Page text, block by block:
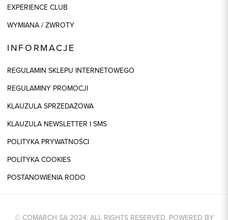
EXPERIENCE CLUB
WYMIANA / ZWROTY
INFORMACJE
REGULAMIN SKLEPU INTERNETOWEGO
REGULAMINY PROMOCJI
KLAUZULA SPRZEDAŻOWA
KLAUZULA NEWSLETTER I SMS
POLITYKA PRYWATNOŚCI
POLITYKA COOKIES
POSTANOWIENIA RODO
© COMARCH SA 2024. ALL RIGHTS RESERVED. POWERED BY